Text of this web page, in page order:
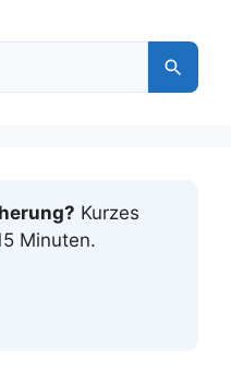
Kurzes
Minuten.